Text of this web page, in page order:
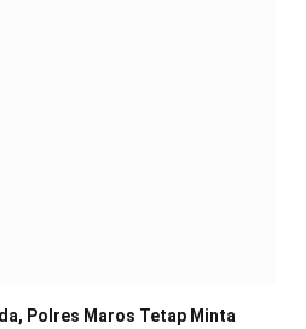
Polres Maros Tetap Minta